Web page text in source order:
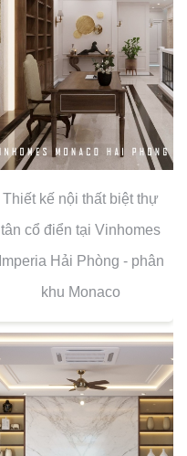
Thiết kế nội thất biệt thự
tân cổ điển tại Vinhomes
Imperia Hải Phòng - phân
khu Monaco